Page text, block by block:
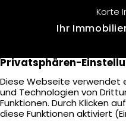
Monaten nach
Einzelmaßnahmen […]
Korte
Ihr
+49